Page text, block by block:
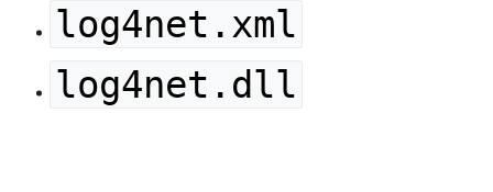
log4net.xml
log4net.dll